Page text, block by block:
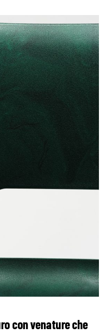
con venature che